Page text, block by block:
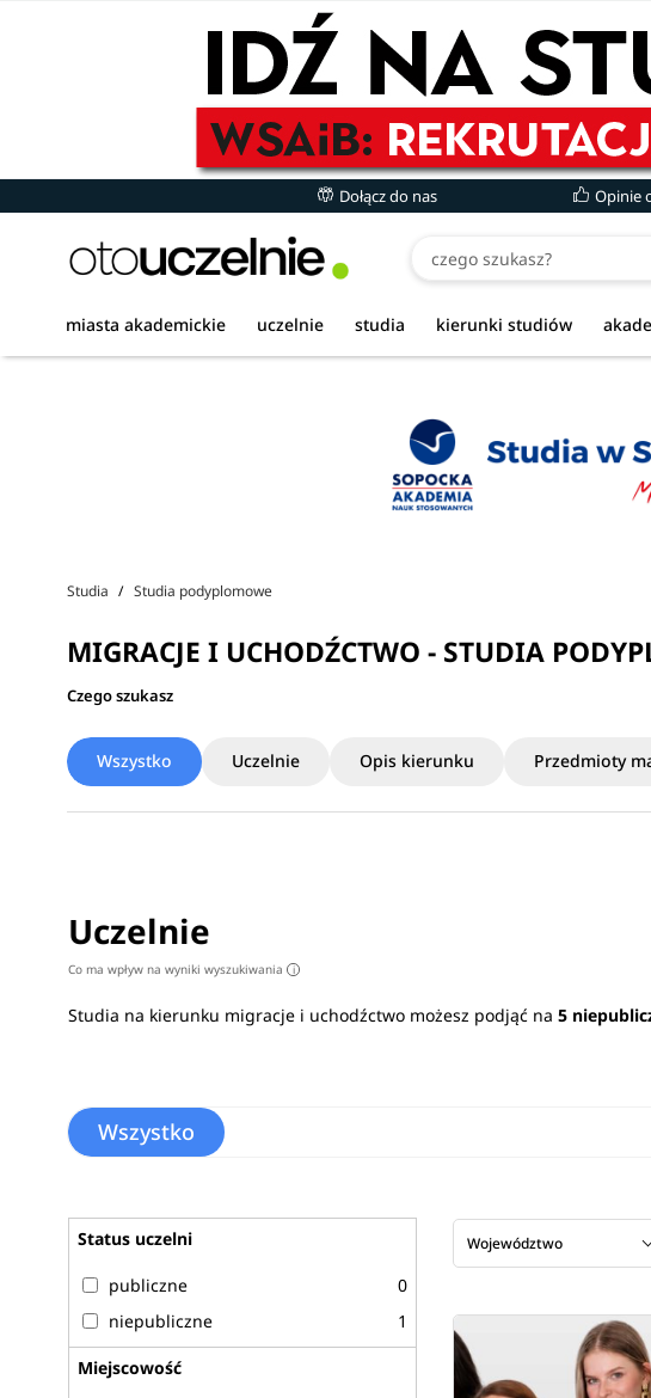
Dołącz do nas Opinie
miasta akademickie uczelnie studia kierunki studiów
Studia Studia podyplomowe
MIGRACJE I UCHODŹCTWO - STUDIA
Czego szukasz
Wszystko Uczelnie Opis kierunku Przedmioty
Uczelnie
Co ma wpływ na wyniki wyszukiwania i
Studia na kierunku migracje i uchodźctwo możesz podjąć na5
Wszystko
Województwo
Status uczelni
publiczne
0
niepubliczne
1
Miejscowość